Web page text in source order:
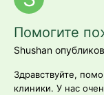
Помогите
Shushan
Здравствуйте,
клиники. У нас